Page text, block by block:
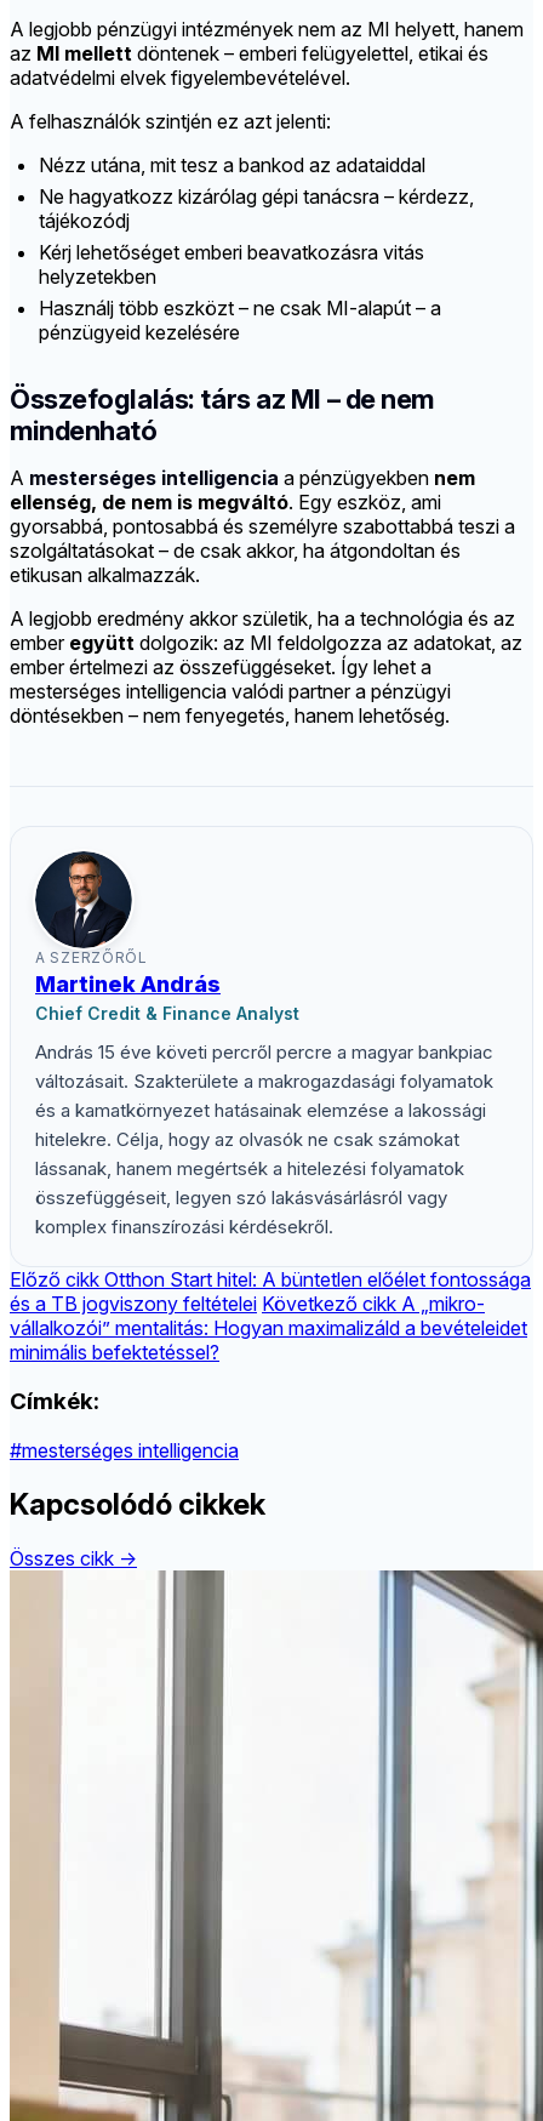
A legjobb pénzügyi intézmények nem az MI helyett, hanem
az MI mellett döntenek – emberi felügyelettel, etikai és
adatvédelmi elvek figyelembevételével.
A felhasználók szintjén ez azt jelenti:
Nézz utána, mit tesz a bankod az adataiddal
Ne hagyatkozz kizárólag gépi tanácsra – kérdezz,
tájékozódj
Kérj lehetőséget emberi beavatkozásra vitás
helyzetekben
Használj több eszközt – ne csak MI-alapút – a
pénzügyeid kezelésére
Összefoglalás: társ az MI – de nem
mindenható
A mesterséges intelligencia a pénzügyekben nem
ellenség, de nem is megváltó. Egy eszköz, ami
gyorsabbá, pontosabbá és személyre szabottabbá teszi a
szolgáltatásokat – de csak akkor, ha átgondoltan és
etikusan alkalmazzák.
A legjobb eredmény akkor születik, ha a technológia és az
ember együtt dolgozik: az MI feldolgozza az adatokat, az
ember értelmezi az összefüggéseket. Így lehet a
mesterséges intelligencia valódi partner a pénzügyi
döntésekben – nem fenyegetés, hanem lehetőség.
A SZERZŐRŐL
Martinek András
Chief Credit & Finance Analyst
András 15 éve követi percről percre a magyar bankpiac
változásait. Szakterülete a makrogazdasági folyamatok
és a kamatkörnyezet hatásainak elemzése a lakossági
hitelekre. Célja, hogy az olvasók ne csak számokat
lássanak, hanem megértsék a hitelezési folyamatok
összefüggéseit, legyen szó lakásvásárlásról vagy
komplex finanszírozási kérdésekről.
Előző cikk Otthon Start hitel: A büntetlen előélet fontossága
és a TB jogviszony feltételei Következő cikk A „mikro-
vállalkozói” mentalitás: Hogyan maximalizáld a bevételeidet
minimális befektetéssel?
Címkék:
#mesterséges intelligencia
Kapcsolódó cikkek
Összes cikk →